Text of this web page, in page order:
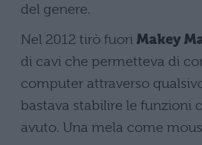
del genere.
Nel 2012 tirò fuori Makey
di cavi che permetteva di
computer attraverso
bastava stabilire le funzioni
avuto. Una mela come